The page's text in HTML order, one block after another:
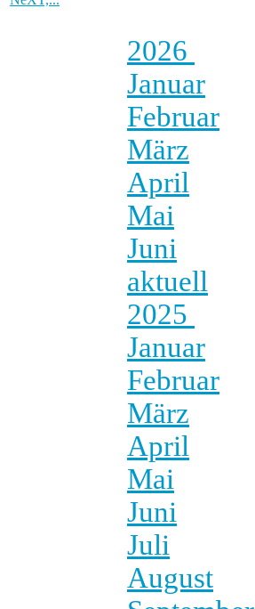
2026
Januar
Februar
März
April
Mai
Juni
aktuell
2025
Januar
Februar
März
April
Mai
Juni
Juli
August